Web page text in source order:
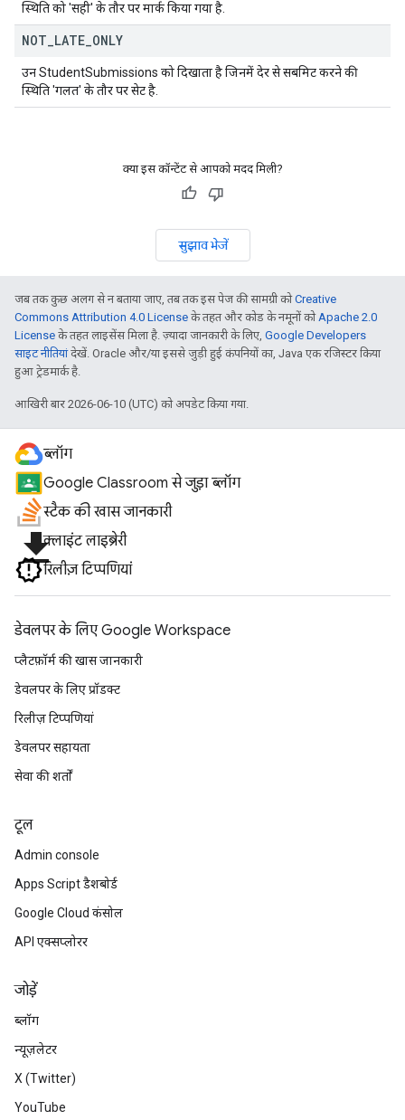
स्थिति को 'सही' के तौर पर मार्क किया गया है.
NOT LATE ONLY
उन StudentSubmissions को दिखाता है जिनमें देर से सबमिट करने की
स्थिति 'गलत' के तौर पर सेट है.
क्या इस कॉन्टेंट से आपको मदद मिली?
सुझाव भेजें
जब तक कुछ अलग से न बताया जाए, तब तक इस पेज की सामग्री कोCreative
Commons Attribution 4.0 License के तहत और कोड के नमूनों कोApache 2.0
License के तहत लाइसेंस मिला है. ज़्यादा जानकारी के लिए, Google Developers
साइट नीतियांदेखें. Oracle और/या इससे जुड़ी हुई कंपनियों का, Java एक रजिस्टर किया
हुआ ट्रेडमार्क है.
आखिरी बार 2026-06-10 (UTC) को अपडेट किया गया.
ब्लॉग
Google Classroom से जुड़ा ब्लॉग
स्टैक की खास जानकारी
file_downloadक्लाइंट लाइब्रेरी
रिलीज़ टिप्पणियां
डेवलपर के लिए Google Workspace
प्लैटफ़ॉर्म की खास जानकारी
डेवलपर के लिए प्रॉडक्ट
रिलीज़ टिप्पणियां
डेवलपर सहायता
सेवा की शर्तों
टूल
Admin console
Apps Script डैशबोर्ड
Google Cloud कंसोल
API एक्सप्लोरर
जोड़ें
ब्लॉग
न्यूज़लेटर
X (Twitter)
YouTube